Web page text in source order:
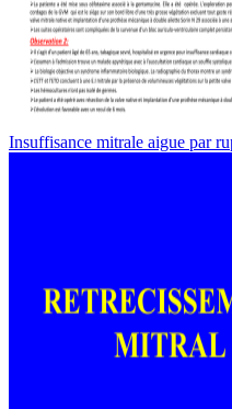
Insuffisance mitrale aigue par